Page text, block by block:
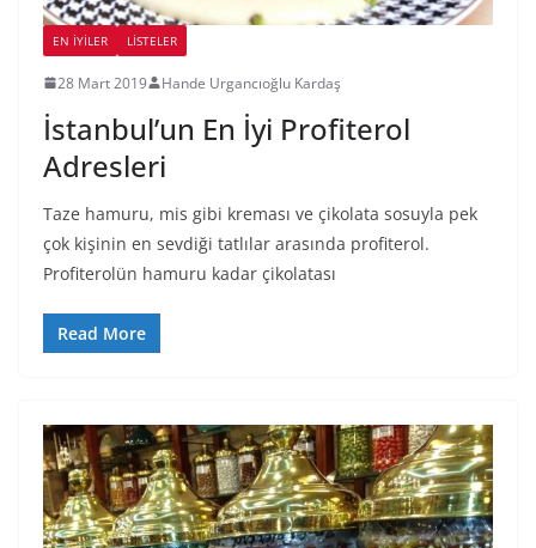
EN İYILER LİSTELER
28 Mart 2019 Hande Urgancıoğlu Kardaş
İstanbul’un En İyi Profiterol
Adresleri
Taze hamuru, mis gibi kreması ve çikolata sosuyla pek
çok kişinin en sevdiği tatlılar arasında profiterol.
Profiterolün hamuru kadar çikolatası
Read More